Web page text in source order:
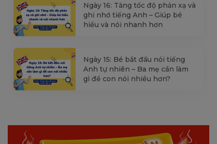
Ngày 16: Tăng tốc độ phản xạ và
ghi nhớ tiếng Anh – Giúp bé
hiểu và nói nhanh hơn
Ngày 15: Bé bắt đầu nói tiếng
Anh tự nhiên – Ba mẹ cần làm
gì để con nói nhiều hơn?